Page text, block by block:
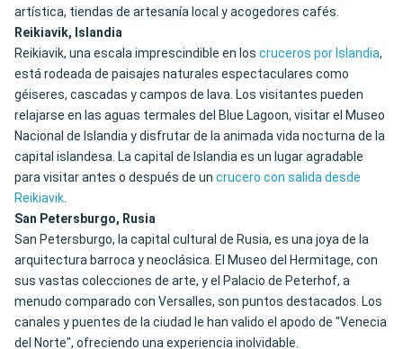
artística, tiendas de artesanía local y acogedores cafés.
Reikiavik, Islandia
Reikiavik, una escala imprescindible en los cruceros por Islandia,
está rodeada de paisajes naturales espectaculares como
géiseres, cascadas y campos de lava. Los visitantes pueden
relajarse en las aguas termales del Blue Lagoon, visitar el Museo
Nacional de Islandia y disfrutar de la animada vida nocturna de la
capital islandesa. La capital de Islandia es un lugar agradable
para visitar antes o después de un crucero con salida desde
Reikiavik.
San Petersburgo, Rusia
San Petersburgo, la capital cultural de Rusia, es una joya de la
arquitectura barroca y neoclásica. El Museo del Hermitage, con
sus vastas colecciones de arte, y el Palacio de Peterhof, a
menudo comparado con Versalles, son puntos destacados. Los
canales y puentes de la ciudad le han valido el apodo de "Venecia
del Norte", ofreciendo una experiencia inolvidable.